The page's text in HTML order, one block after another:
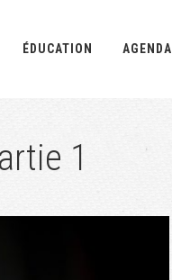
ÉDUCATION AGENDA
1